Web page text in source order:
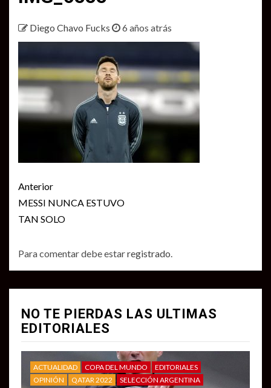
Diego Chavo Fucks 6 años atrás
Seguir
leyendo
Anterior
MESSI NUNCA ESTUVO
TAN SOLO
Para comentar debe estarregistrado.
NO TE PIERDAS LAS ULTIMAS
EDITORIALES
ACTUALIDAD COPA DEL MUNDO
EDITORIALES
OPINIÓN
QATAR 2022 SELECCIÓN ARGENTINA